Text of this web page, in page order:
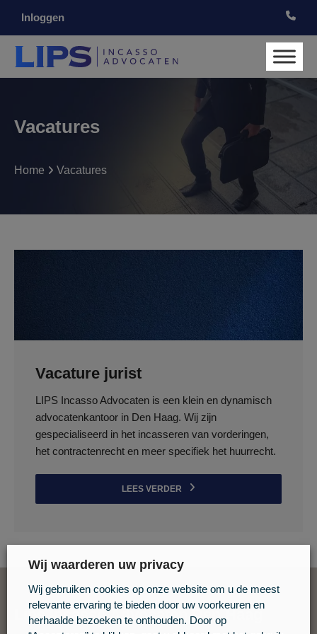
Inloggen
Vacatures
Home Vacatures
Vacature jurist
LIPS Incasso Advocaten is een klein en dynamisch
advocatenkantoor in Den Haag. Wij zijn
gespecialiseerd in het incasseren van vorderingen,
het contractenrecht en meer specifiek het huurrecht.
LEES VERDER
Lips Incasso Advocaten Den Haag
Wij waarderen uw privacy
Wij gebruiken cookies op onze website om u de meest
relevante ervaring te bieden door uw voorkeuren en
herhaalde bezoeken te onthouden. Door op